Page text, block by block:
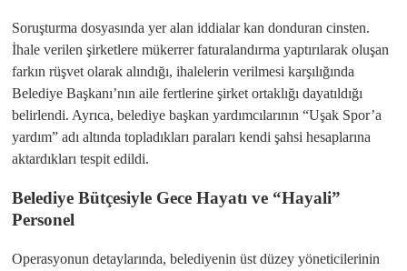
​Soruşturma dosyasında yer alan iddialar kan donduran cinsten.
İhale verilen şirketlere mükerrer faturalandırma yaptırılarak oluşan
farkın rüşvet olarak alındığı, ihalelerin verilmesi karşılığında
Belediye Başkanı’nın aile fertlerine şirket ortaklığı dayatıldığı
belirlendi. Ayrıca, belediye başkan yardımcılarının “Uşak Spor’a
yardım” adı altında topladıkları paraları kendi şahsi hesaplarına
aktardıkları tespit edildi.
Belediye Bütçesiyle Gece Hayatı ve “Hayali”
Personel
​Operasyonun detaylarında, belediyenin üst düzey yöneticilerinin